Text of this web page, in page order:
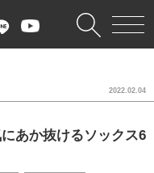
あか抜けるソックス6
2022.02.04